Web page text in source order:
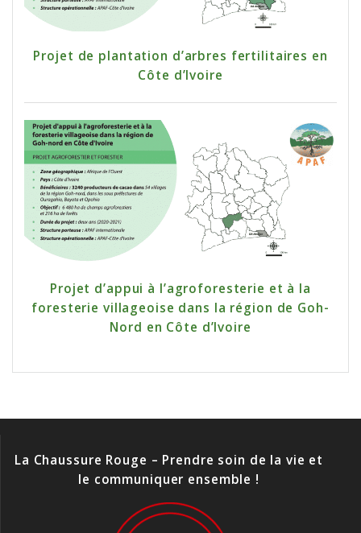
Projet de plantation d’arbres fertilitaires en
Côte d’Ivoire
Projet d’appui à l’agroforesterie et à la
foresterie villageoise dans la région de Goh-
Nord en Côte d’Ivoire
La Chaussure Rouge – Prendre soin de la vie et
le communiquer ensemble !